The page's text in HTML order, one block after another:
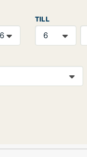
TILL